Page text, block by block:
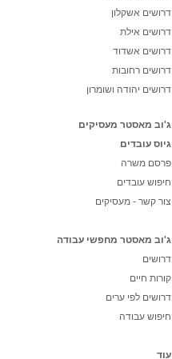
דרושים אשקלון
דרושים אילת
דרושים אשדוד
דרושים רחובות
דרושים יהודה ושומרון
ג'וב מאסטר מעסיקים
גיוס עובדים
פרסם משרה
חיפוש עובדים
צור קשר - מעסיקים
ג'וב מאסטר מחפשי עבודה
דרושים
קורות חיים
דרושים לפי ערים
חיפוש עבודה
עוד